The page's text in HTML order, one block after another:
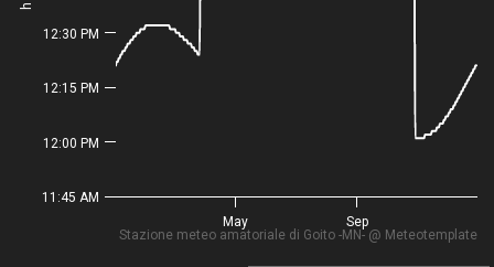
h
May Sep
11:45 AM
12:00 PM
12:15 PM
12:30 PM
Stazione meteo amatoriale di Goito -MN- @ Meteotemplate